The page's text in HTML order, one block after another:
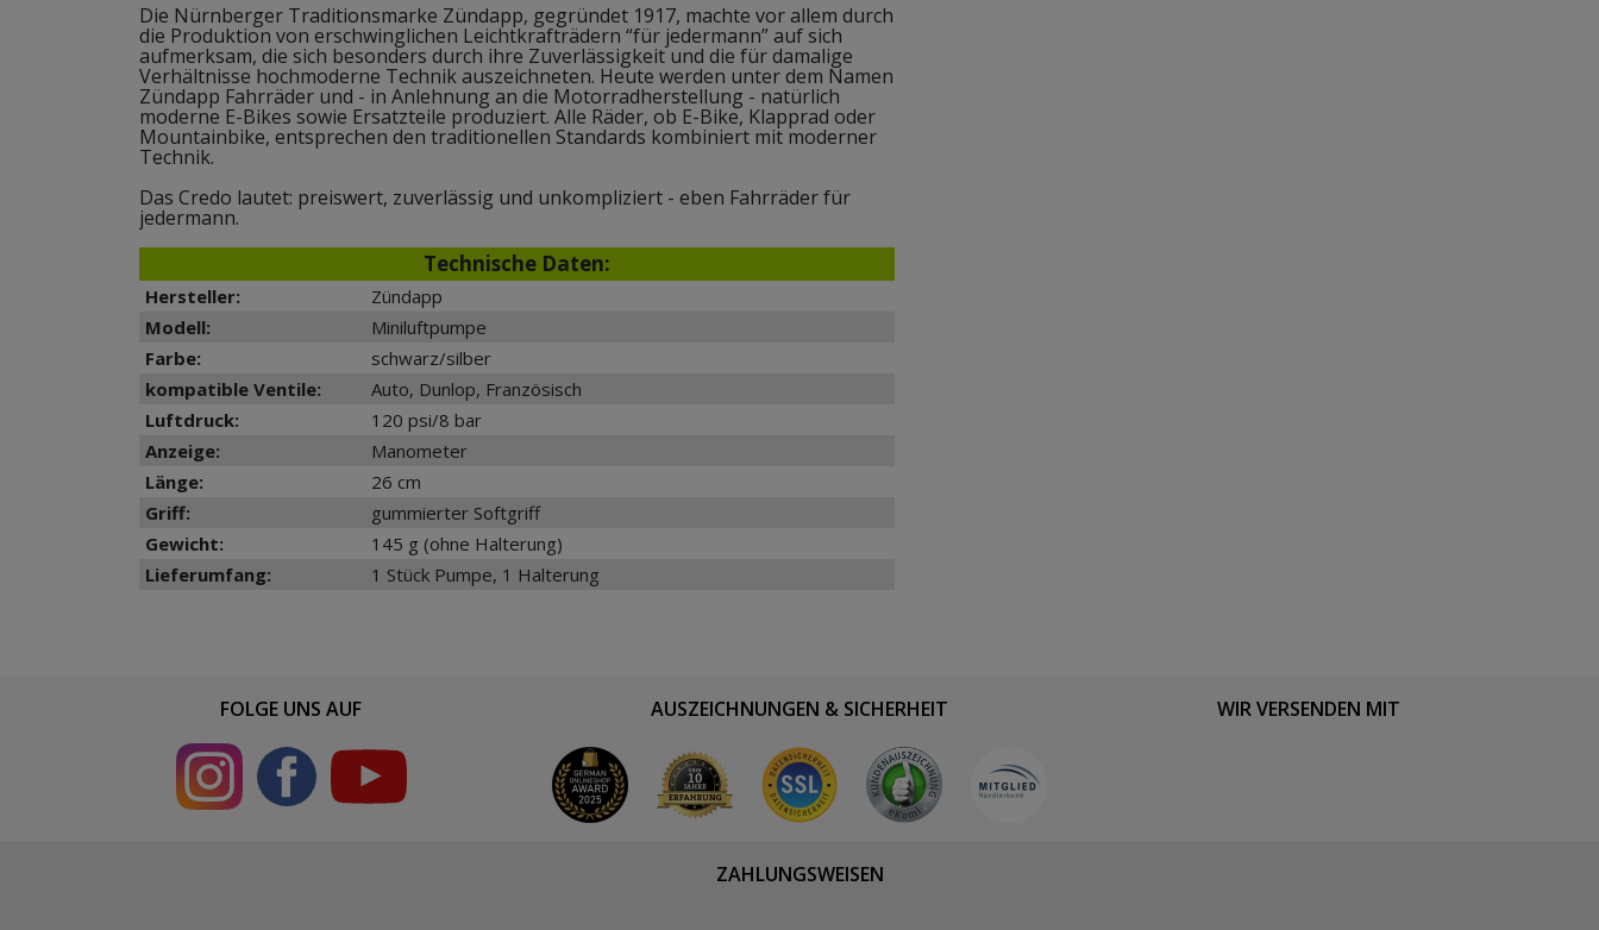
Die Nürnberger Traditionsmarke Zündapp, gegründet 1917, machte vor allem durch
die Produktion von erschwinglichen Leichtkrafträdern “für jedermann” auf sich
aufmerksam, die sich besonders durch ihre Zuverlässigkeit und die für damalige
Verhältnisse hochmoderne Technik auszeichneten. Heute werden unter dem Namen
Zündapp Fahrräder und - in Anlehnung an die Motorradherstellung - natürlich
moderne E-Bikes sowie Ersatzteile produziert. Alle Räder, ob E-Bike, Klapprad oder
Mountainbike, entsprechen den traditionellen Standards kombiniert mit moderner
Technik.
Das Credo lautet: preiswert, zuverlässig und unkompliziert - eben Fahrräder für
jedermann.
Technische Daten:
Hersteller:
Zündapp
Modell:
Miniluftpumpe
Farbe:
schwarz/silber
kompatible Ventile:
Auto, Dunlop, Französisch
Luftdruck:
120 psi/8 bar
Anzeige:
Manometer
Länge:
26 cm
Griff:
gummierter Softgriff
Gewicht:
145 g (ohne Halterung)
Lieferumfang:
1 Stück Pumpe, 1 Halterung
FOLGE UNS AUF AUSZEICHNUNGEN & SICHERHEIT WIR VERSENDEN MIT
ZAHLUNGSWEISEN